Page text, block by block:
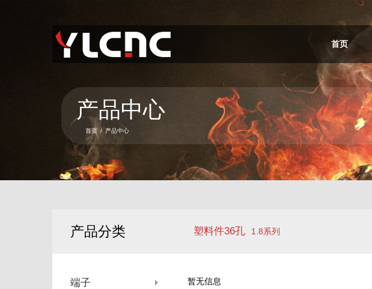
首页
产品中心
联系我们
产品中心
首页 / 产品中心
产品分类 塑料件36孔 1.8系列
端子 暂无信息